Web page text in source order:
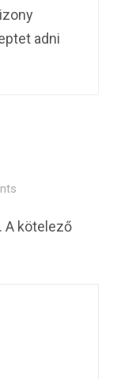
adni
A kötelező